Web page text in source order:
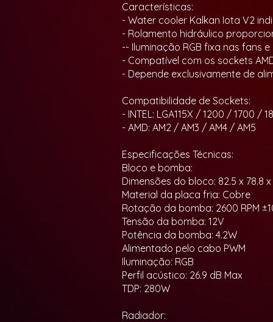
Características:
- Water cooler Kalkan Iota V2
- Rolamento hidráulico
-- Iluminação RGB fixa nas fans
- Compatível com os sockets
- Depende exclusivamente de
Compatibilidade de Sockets:
- INTEL: LGA115X / 1200 / 1700 /
- AMD: AM2 / AM3 / AM4 / AM5
Especificações Técnicas:
Bloco e bomba:
Dimensões do bloco: 82.5 x 78.8
Material da placa fria: Cobre
Rotação da bomba: 2600 RPM
Tensão da bomba: 12V
Potência da bomba: 4.2W
Alimentado pelo cabo PWM
Iluminação: RGB
Perfil acústico: 26.9 dB Max
TDP: 280W
Radiador: